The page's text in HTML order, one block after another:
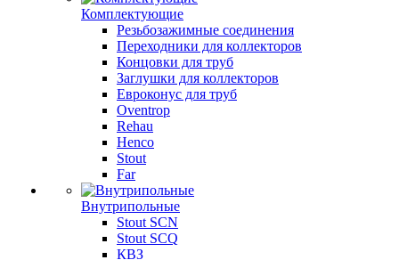
Комплектующие
Резьбозажимные соединения
Переходники для коллекторов
Концовки для труб
Заглушки для коллекторов
Евроконус для труб
Oventrop
Rehau
Henco
Stout
Far
Внутрипольные
Stout SCN
Stout SCQ
КВЗ